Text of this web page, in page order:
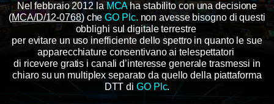
Nel febbraio 2012 laMCAha stabilito con una decisione
(MCA/D/12-0768) cheGO Plc. non avesse bisogno diquesti
obblighi sul digitale terrestre
per evitare un uso inefficiente dello spettro in quanto le sue
apparecchiature consentivano ai telespettatori
di ricevere gratis i canali d’interesse generale trasmessi in
chiaro su un multiplex separatoda quello della piattaforma
DTT di GO Plc.